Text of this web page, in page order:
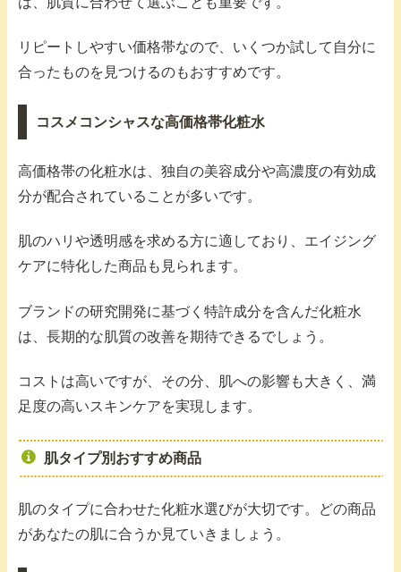
リピートしやすい価格帯なので、いくつか試して自分に
合ったものを見つけるのもおすすめです。
コスメコンシャスな高価格帯化粧水
高価格帯の化粧水は、独自の美容成分や高濃度の有効成
分が配合されていることが多いです。
肌のハリや透明感を求める方に適しており、エイジング
ケアに特化した商品も見られます。
ブランドの研究開発に基づく特許成分を含んだ化粧水
は、長期的な肌質の改善を期待できるでしょう。
コストは高いですが、その分、肌への影響も大きく、満
足度の高いスキンケアを実現します。
肌タイプ別おすすめ商品
肌のタイプに合わせた化粧水選びが大切です。どの商品
があなたの肌に合うか見ていきましょう。